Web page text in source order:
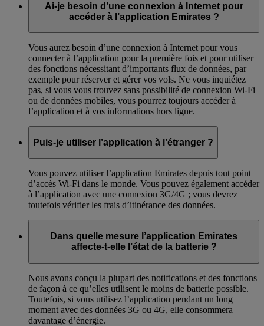
Ai-je besoin d’une connexion à Internet pour
accéder à l’application Emirates ?
Vous aurez besoin d’une connexion à Internet pour vous
connecter à l’application pour la première fois et pour utiliser
des fonctions nécessitant d’importants flux de données, par
exemple pour réserver et gérer vos vols. Ne vous inquiétez
pas, si vous vous trouvez sans possibilité de connexion Wi-Fi
ou de données mobiles, vous pourrez toujours accéder à
l’application et à vos informations hors ligne.
Puis-je utiliser l’application à l’étranger ?
Vous pouvez utiliser l’application Emirates depuis tout point
d’accès Wi-Fi dans le monde. Vous pouvez également accéder
à l’application avec une connexion 3G/4G ; vous devrez
toutefois vérifier les frais d’itinérance des données.
Dans quelle mesure l’application Emirates
affecte-t-elle l’état de la batterie ?
Nous avons conçu la plupart des notifications et des fonctions
de façon à ce qu’elles utilisent le moins de batterie possible.
Toutefois, si vous utilisez l’application pendant un long
moment avec des données 3G ou 4G, elle consommera
davantage d’énergie.